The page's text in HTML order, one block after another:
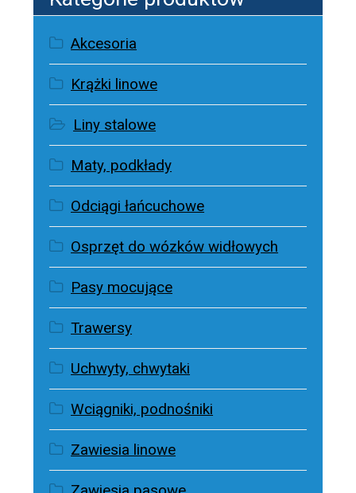
Akcesoria
Krążki linowe
Liny stalowe
Maty, podkłady
Odciągi łańcuchowe
Osprzęt do wózków widłowych
Pasy mocujące
Trawersy
Uchwyty, chwytaki
Wciągniki, podnośniki
Zawiesia linowe